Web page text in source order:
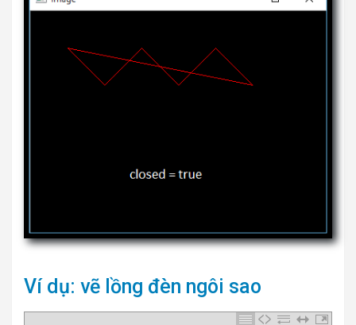
Ví dụ: vẽ lồng đèn ngôi sao